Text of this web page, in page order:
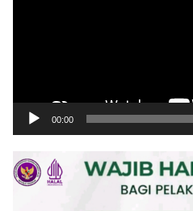
00:00